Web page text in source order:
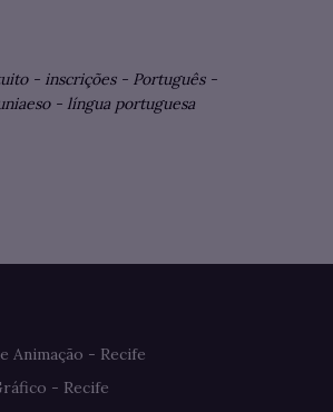
- inscrições- Português-
- língua portuguesa
Animação - Recife
- Recife